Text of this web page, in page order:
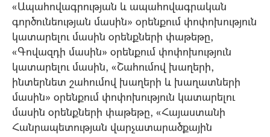
«Ապահովագրության և ապահովագրական
գործունեության մասին» օրենքում փոփոխություն
կատարելու մասին օրենքների փաթեթը,
«Գովազդի մասին» օրենքում փոփոխություն
կատարելու մասին, «Շահումով խաղերի,
ինտերնետ շահումով խաղերի և խաղատների
մասին» օրենքում փոփոխություն կատարելու
մասին օրենքների փաթեթը, «Հայաստանի
Հանրապետության վարչատարածքային